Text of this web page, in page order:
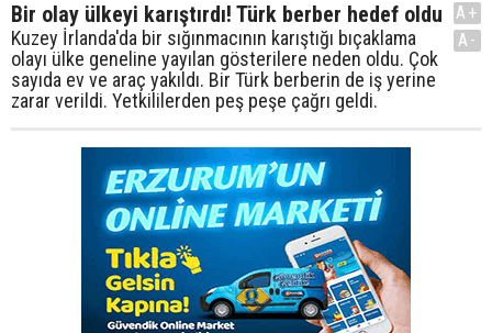
Bir olay ülkeyi karıştırdı! Türk berber hedef oldu
Kuzey İrlanda'da bir sığınmacının karıştığı bıçaklama
olayı ülke geneline yayılan gösterilere neden oldu. Çok
sayıda ev ve araç yakıldı. Bir Türk berberin de iş yerine
zarar verildi. Yetkililerden peş peşe çağrı geldi.
A+
A-